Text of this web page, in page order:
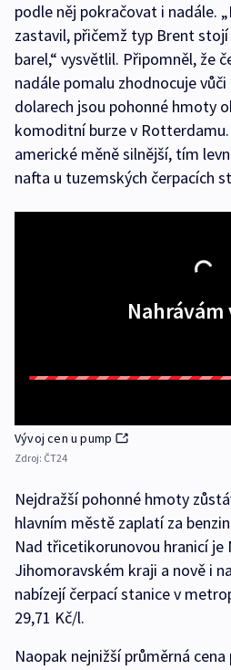
podle něj pokračovat i nadále.
zastavil, přičemž typ Brent
barel,“ vysvětlil. Připomněl, že
nadále pomalu zhodnocuje
dolarech jsou pohonné hmoty
komoditní burze v Rotterdamu.
americké měně silnější, tím
nafta u tuzemských čerpacích
Nahrávám
Vývoj cen u pump
Zdroj: ČT24
Nejdražší pohonné hmoty
hlavním městě zaplatí za
Nad třicetikorunovou hranicí je
Jihomoravském kraji a nově i
nabízejí čerpací stanice v
29,71 Kč/l.
Naopak nejnižší průměrná